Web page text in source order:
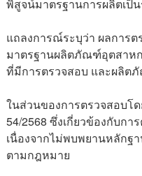
พิสูจน์มาตรฐานการผลิตเป็น
แถลงการณ์ระบุว่า ผลการ
มาตรฐานผลิตภัณฑ์อุตสาหก
ที่มีการตรวจสอบ และผลิต
ในส่วนของการตรวจสอบโ
54/2568 ซึ่งเกี่ยวข้องกับก
เนื่องจากไม่พบพยานหลักฐ
ตามกฎหมาย